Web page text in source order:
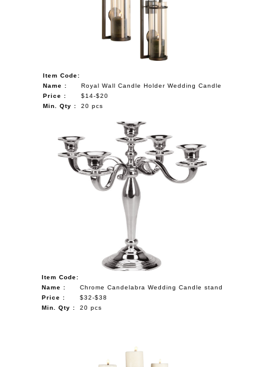
Item Code:
Name :
Royal Wall Candle Holder Wedding Candle
Price :
$14-$20
Min. Qty :
20 pcs
Item Code:
Name :
Chrome Candelabra Wedding Candle stand
Price :
$32-$38
Min. Qty :
20 pcs